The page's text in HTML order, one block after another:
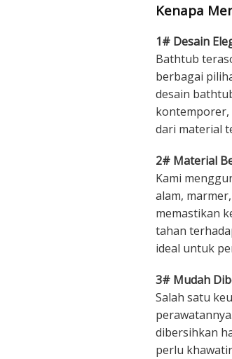
Kenapa
1# Desain
Bathtub
berbagai
desain
kontemporer,
dari material
2# Material
Kami
alam,
memastikan
tahan
ideal untuk
3# Mudah
Salah satu
dibersihkan
perlu